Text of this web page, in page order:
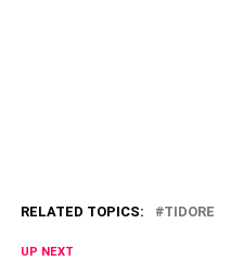
RELATED TOPICS: TIDORE
UP NEXT